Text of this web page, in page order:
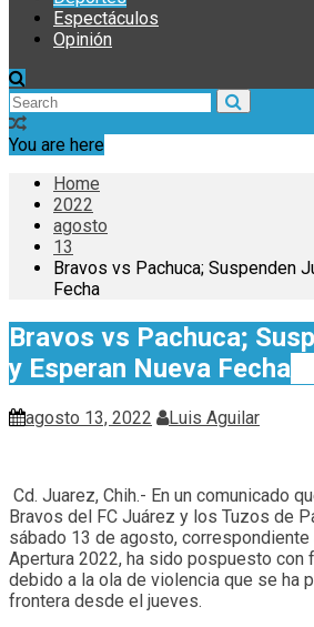
Espectáculos
Opinión
You are here
Home
2022
agosto
13
Bravos vs Pachuca; Suspenden
Fecha
Bravos vs Pachuca;
y Esperan Nueva Fecha
agosto 13, 2022 Luis Aguilar
Cd. Juarez, Chih.- En un comunicado
Bravos del FC Juárez y los Tuzos de
sábado 13 de agosto, correspondiente
Apertura 2022, ha sido pospuesto con
debido a la ola de violencia que se ha
frontera desde el jueves.